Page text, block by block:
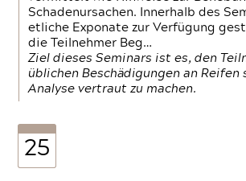
Schadenursachen. Innerhalb des
etliche Exponate zur Verfügung
die Teilnehmer Beg…
Ziel dieses Seminars ist es, den
üblichen Beschädigungen an Reifen
Analyse vertraut zu machen.
25